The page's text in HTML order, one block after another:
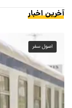
آخرین اخبار
اصول سفر